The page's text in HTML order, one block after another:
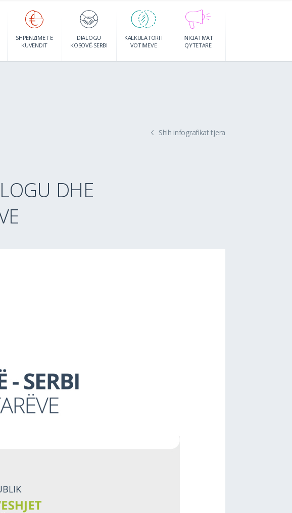
SHPENZIMET E
KUVENDIT
DIALOGU
KOSOVË-SERBI
KALKULATORI I
VOTIMEVE
INICIATIVAT
QYTETARE
Shih infografikat tjera
DHE